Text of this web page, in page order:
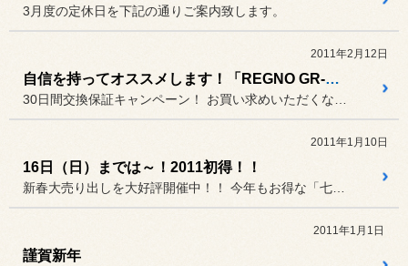
3月度の定休日を下記の通りご案内致します。
2011年2月12日
自信を持ってオススメします！「REGNO GR-XT」
2011年1月10日
16日（日）までは～！2011初得！！
2011年1月1日
謹賀新年